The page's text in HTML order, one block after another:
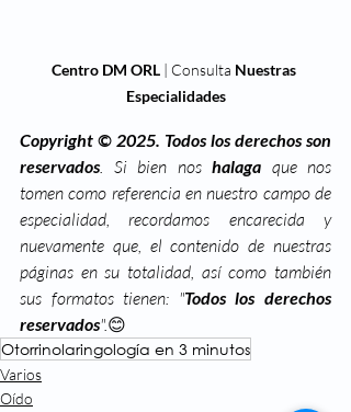
Centro DM ORL | Consulta Nuestras
Especialidades
Copyright © 2025. Todos los derechos son
reservados. Si bien nos halaga que nos
tomen como referencia en nuestro campo de
especialidad, recordamos encarecida y
nuevamente que, el contenido de nuestras
páginas en su totalidad, así como también
sus formatos tienen: "Todos los derechos
reservados".😊
Otorrinolaringología en 3 minutos
Varios
Oído